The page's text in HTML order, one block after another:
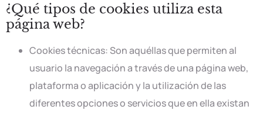
¿Qué tipos de cookies utiliza esta
página web?
Cookies técnicas: Son aquéllas que permiten al
usuario la navegación a través de una página web,
plataforma o aplicación y la utilización de las
diferentes opciones o servicios que en ella existan